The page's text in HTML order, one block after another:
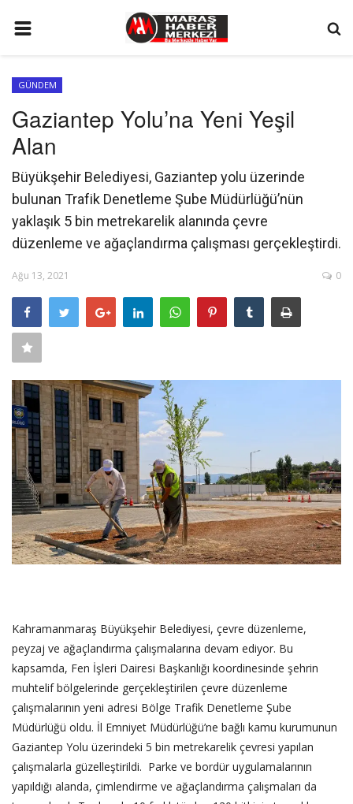
GÜNDEM
SİYASET
EKONOMİ
EĞİTİM
SPOR
İLETİŞİM
KÜNYE
FOTO GALERİ
KÜLTÜR SANAT
FİRMA HABER
OTURUM AÇ
KAYIT
GÜNDEM
Gaziantep Yolu’na Yeni Yeşil
Alan
Büyükşehir Belediyesi, Gaziantep yolu üzerinde
bulunan Trafik Denetleme Şube Müdürlüğü’nün
yaklaşık 5 bin metrekarelik alanında çevre
düzenleme ve ağaçlandırma çalışması gerçekleştirdi.
Ağu 13, 2021 0
Kahramanmaraş Büyükşehir Belediyesi, çevre düzenleme,
peyzaj ve ağaçlandırma çalışmalarına devam ediyor. Bu
kapsamda, Fen İşleri Dairesi Başkanlığı koordinesinde şehrin
muhtelif bölgelerinde gerçekleştirilen çevre düzenleme
çalışmalarının yeni adresi Bölge Trafik Denetleme Şube
Müdürlüğü oldu. İl Emniyet Müdürlüğü’ne bağlı kamu kurumunun
Gaziantep Yolu üzerindeki 5 bin metrekarelik çevresi yapılan
çalışmalarla güzelleştirildi. Parke ve bordür uygulamalarının
yapıldığı alanda, çimlendirme ve ağaçlandırma çalışmaları da